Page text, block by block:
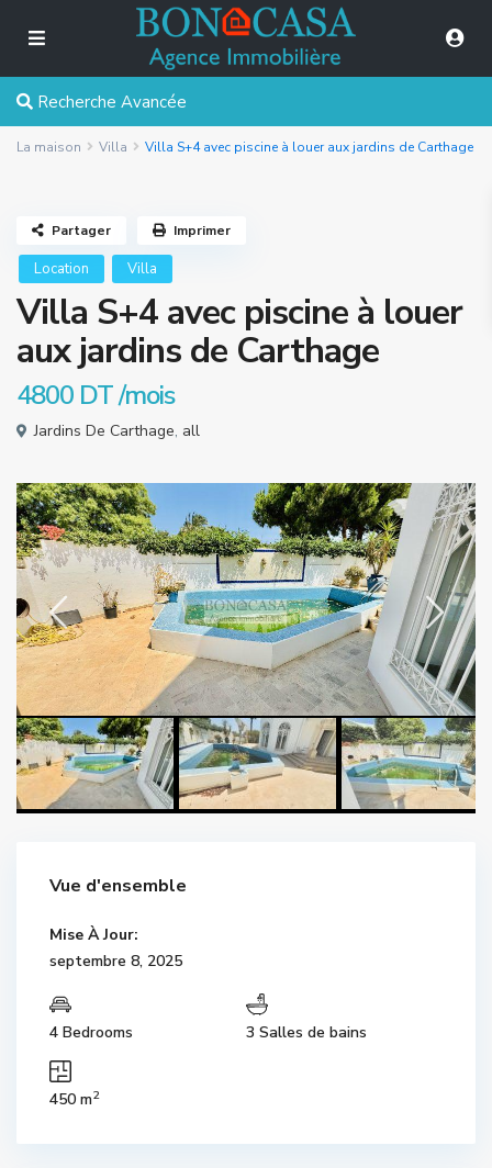
Recherche Avancée
La maison Villa Villa S+4 avec piscine à louer aux jardins de Carthage
Location Villa
Villa S+4 avec piscine à louer
aux jardins de Carthage
4800 DT/mois
Jardins De Carthage, all
Partager Imprimer
Vue d'ensemble
Mise À Jour:
septembre 8, 2025
4 Bedrooms 3 Salles de bains
450 m2